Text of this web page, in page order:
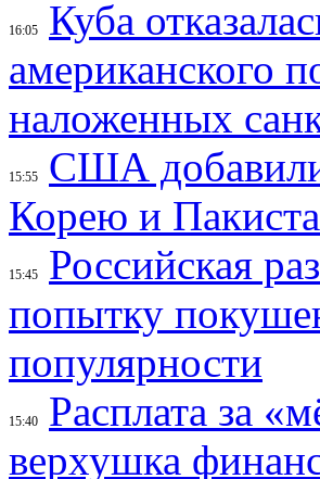
16:05
Куба
американского
наложенных
15:55
США
Корею и
15:45
Российская
попытку
популярности
15:40
Расплата за
верхушка